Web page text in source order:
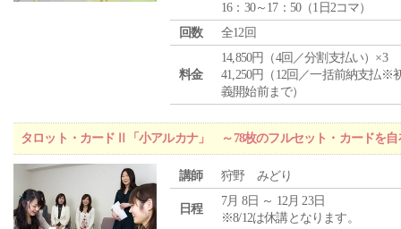
16：30～17：50（1日2コマ）
回数
全12回
料金
14,850円（4回／分割支払い）×3
41,250円（12回／一括前納支払※
義開始前まで）
タロット・カードⅡ「小アルカナ」 ～78枚のフルセット・カードを自
講師 狩野 みどり
日程
7月 8日 ～ 12月 23日
※8/12は休講となります。